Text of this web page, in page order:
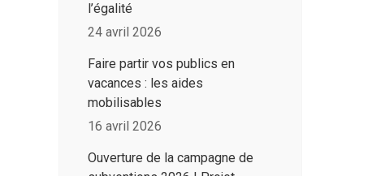
l’égalité
24 avril 2026
Faire partir vos publics en
vacances : les aides
mobilisables
16 avril 2026
Ouverture de la campagne de